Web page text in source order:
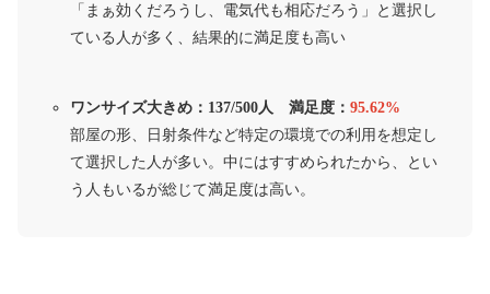
「まぁ効くだろうし、電気代も相応だろう」と選択し
ている人が多く、結果的に満足度も高い
ワンサイズ大きめ：137/500人 満足度： 95.62%
部屋の形、日射条件など特定の環境での利用を想定し
て選択した人が多い。中にはすすめられたから、とい
う人もいるが総じて満足度は高い。